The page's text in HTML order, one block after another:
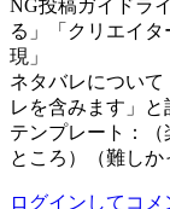
NG投稿ガイドラ
る」「クリエイ
現」
ネタバレについ
レを含みます」と
テンプレート：
ところ）（難しか
ログインしてコメ